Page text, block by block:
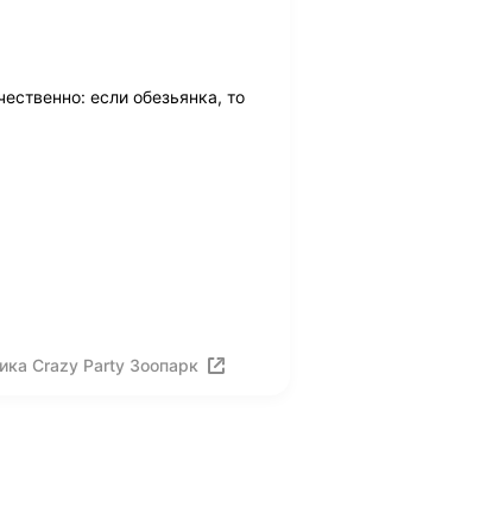
если обезьянка, то
Crazy Party Зоопарк